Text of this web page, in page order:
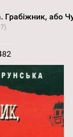
Грабіжник, або
)